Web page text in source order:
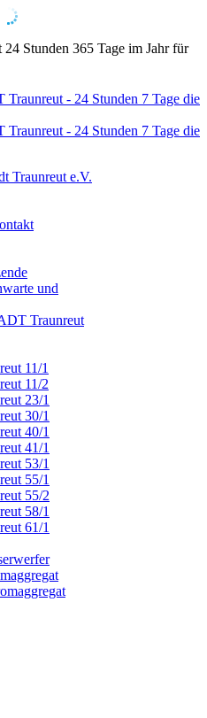
24 Stunden 365 Tage im Jahr für
Traunreut e.V.
und
Traunreut
11/1
11/2
23/1
30/1
40/1
41/1
53/1
55/1
55/2
58/1
61/1